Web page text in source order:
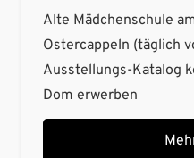
Alte Mädchenschule
Ostercappeln (täglich
Ausstellungs-Katalog
Dom erwerben